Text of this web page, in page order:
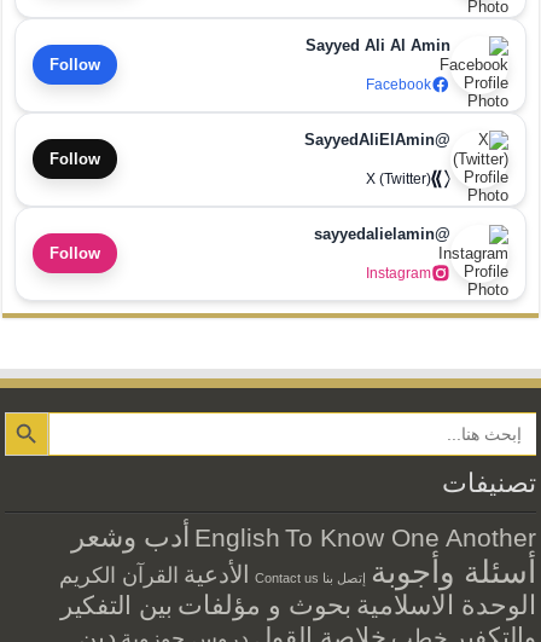
Sayyed Ali Al Amin
Facebook
Follow
@SayyedAliElAmin
X (Twitter)
Follow
@sayyedalielamin
Instagram
Follow
Search Button
تصنيفات
English To Know One Another أدب وشعر
أسئلة وأجوبة إتصل بنا Contact us الأدعية القرآن الكريم
الوحدة الاسلامية بحوث و مؤلفات بين التفكير
والتكفير خطب خلاصة القول دين